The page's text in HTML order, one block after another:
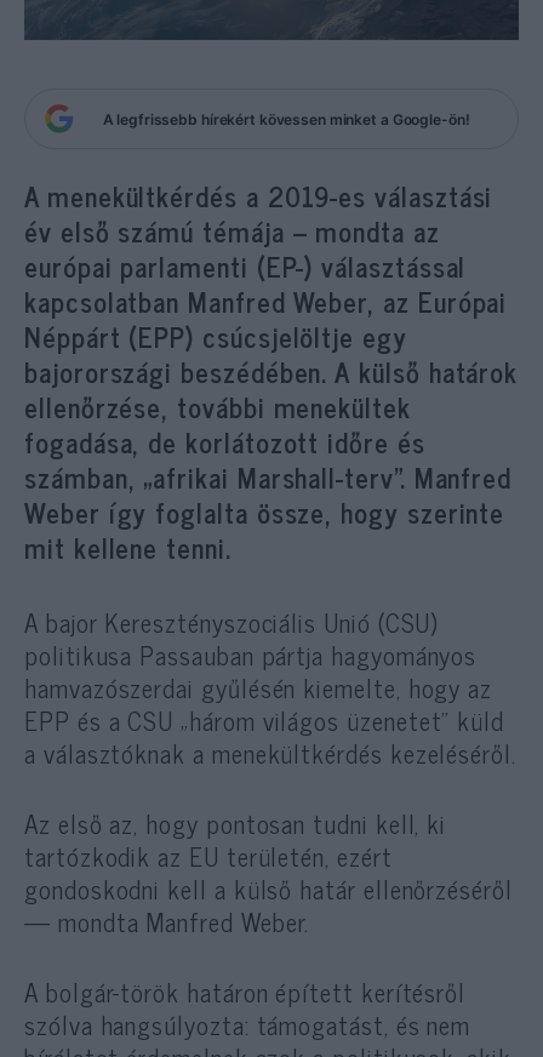
A legfrissebb hírekért kövessen minket a Google-ön!
A menekültkérdés a 2019-es választási
év első számú témája – mondta az
európai parlamenti (EP-) választással
kapcsolatban Manfred Weber, az Európai
Néppárt (EPP) csúcsjelöltje egy
bajorországi beszédében. A külső határok
ellenőrzése, további menekültek
fogadása, de korlátozott időre és
számban, „afrikai Marshall-terv”. Manfred
Weber így foglalta össze, hogy szerinte
mit kellene tenni.
A bajor Keresztényszociális Unió (CSU)
politikusa Passauban pártja hagyományos
hamvazószerdai gyűlésén kiemelte, hogy az
EPP és a CSU „három világos üzenetet” küld
a választóknak a menekültkérdés kezeléséről.
Az első az, hogy pontosan tudni kell, ki
tartózkodik az EU területén, ezért
gondoskodni kell a külső határ ellenőrzéséről
— mondta Manfred Weber.
A bolgár-török határon épített kerítésről
szólva hangsúlyozta: támogatást, és nem